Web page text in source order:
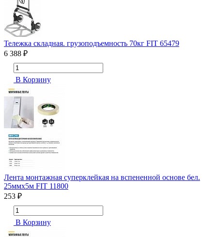
Тележка складная. грузоподъемность 70кг FIT 65479
6 388 ₽
В Корзину
Лента монтажная суперклейкая на вспененной основе бел.
25ммх5м FIT 11800
253 ₽
В Корзину